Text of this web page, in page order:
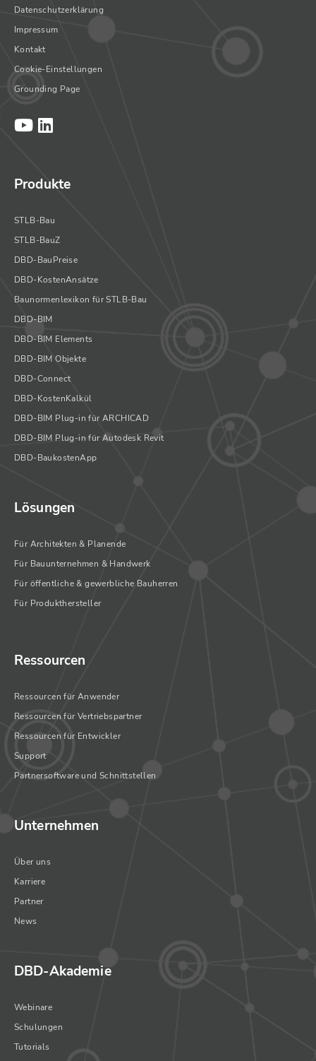
Datenschutzerklärung
Impressum
Kontakt
Cookie-Einstellungen
Grounding Page
Produkte
STLB-Bau
STLB-BauZ
DBD-BauPreise
DBD-KostenAnsätze
Baunormenlexikon für STLB-Bau
DBD-BIM
DBD-BIM Elements
DBD-BIM Objekte
DBD-Connect
DBD-KostenKalkül
DBD-BIM Plug-in für ARCHICAD
DBD-BIM Plug-in für Autodesk Revit
DBD-BaukostenApp
Lösungen
Für Architekten & Planende
Für Bauunternehmen & Handwerk
Für öffentliche & gewerbliche Bauherren
Für Produkthersteller
Ressourcen
Ressourcen für Anwender
Ressourcen für Vertriebspartner
Ressourcen für Entwickler
Support
Partnersoftware und Schnittstellen
Unternehmen
Über uns
Karriere
Partner
News
DBD-Akademie
Webinare
Schulungen
Tutorials